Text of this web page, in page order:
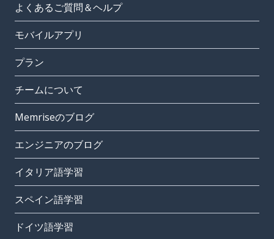
よくあるご質問＆ヘルプ
モバイルアプリ
プラン
チームについて
Memriseのブログ
エンジニアのブログ
イタリア語学習
スペイン語学習
ドイツ語学習